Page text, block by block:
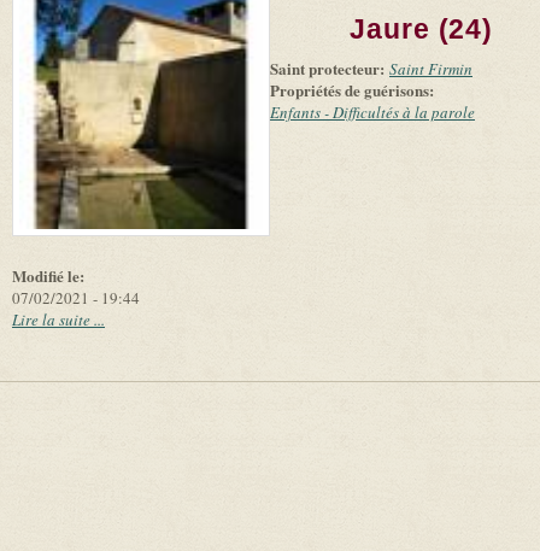
Tiles
(link is
external)
Microsoft
suppliers
Modifié le:
07/02/2021 - 19:44
Jaure (24)
Saint protecteur: Saint Firmin
Propriétés de guérisons:
Enfants - Difficultés à la parole
Lire la suite ...